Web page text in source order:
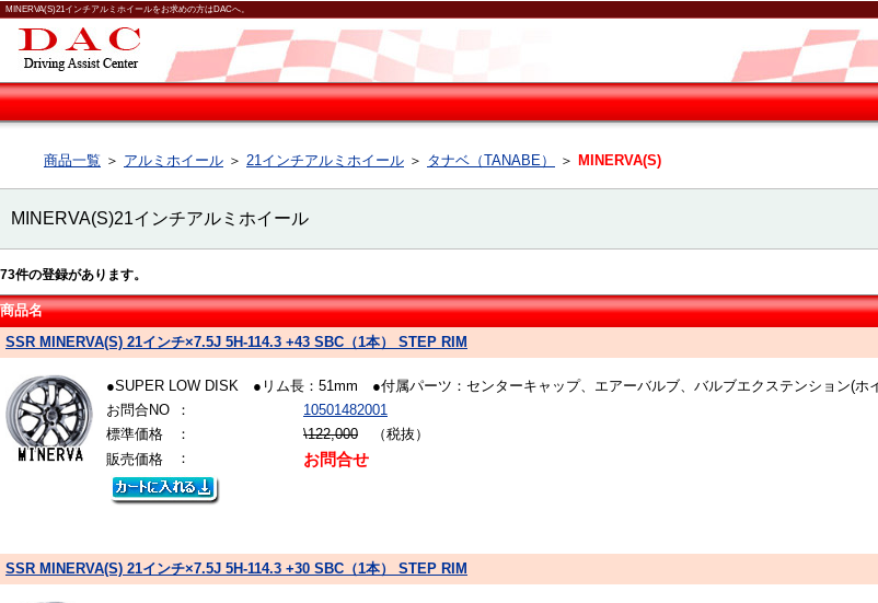
MINERVA(S)21インチアルミホイールをお求めの方はDACへ。
商品一覧 ＞ アルミホイール ＞ 21インチアルミホイール ＞ タナベ（TANABE） ＞ MINERVA(S)
MINERVA(S)21インチアルミホイール
73件の登録があります。
商品名
SSR MINERVA(S) 21インチ×7.5J 5H-114.3 +43 SBC（1本） STEP RIM
●SUPER LOW DISK ●リム長：51mm ●付属パーツ：センターキャップ、エアーバルブ、バルブエクステンション(ホ
お問合NO
：
10501482001
標準価格
： \122,000 （税抜）
販売価格
： お問合せ
SSR MINERVA(S) 21インチ×7.5J 5H-114.3 +30 SBC（1本） STEP RIM